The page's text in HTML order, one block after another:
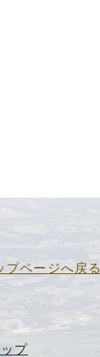
プページへ戻る
プ